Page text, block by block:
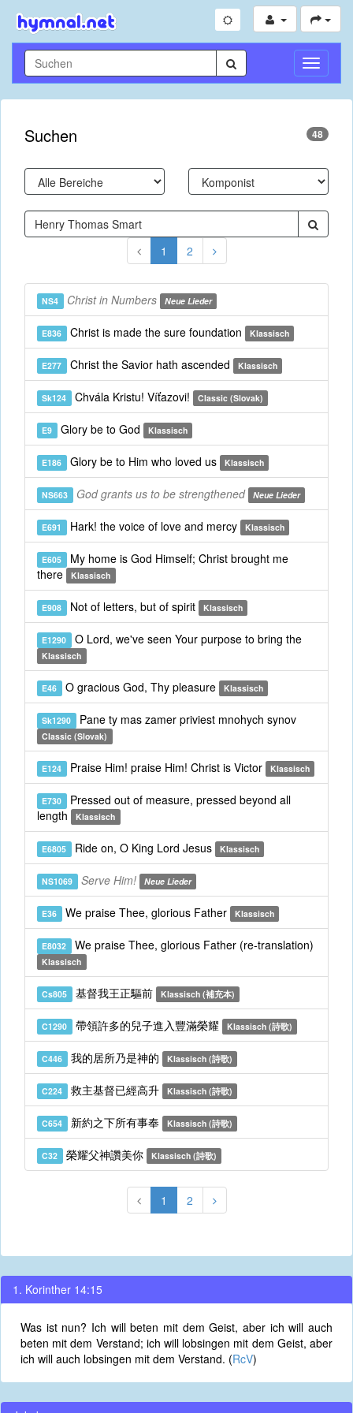
Suchen 48
1 2
NS4 Christ in Numbers Neue Lieder
E836 Christ is made the sure foundation Klassisch
E277 Christ the Savior hath ascended Klassisch
Sk124 Chvála Kristu! Víťazovi! Classic (Slovak)
E9 Glory be to God Klassisch
E186 Glory be to Him who loved us Klassisch
NS663 God grants us to be strengthened Neue Lieder
E691 Hark! the voice of love and mercy Klassisch
E605 My home is God Himself; Christ brought me
there
Klassisch
E908 Not of letters, but of spirit Klassisch
E1290 O Lord, we've seen Your purpose to bring the
Klassisch
E46 O gracious God, Thy pleasure Klassisch
Sk1290 Pane ty mas zamer priviest mnohych synov
Classic (Slovak)
E124 Praise Him! praise Him! Christ is Victor Klassisch
E730 Pressed out of measure, pressed beyond all
length
Klassisch
E6805 Ride on, O King Lord Jesus Klassisch
NS1069 Serve Him! Neue Lieder
E36 We praise Thee, glorious Father Klassisch
E8032 We praise Thee, glorious Father (re-translation)
Klassisch
Cs805 基督我王正驅前 Klassisch (補充本)
C1290 帶領許多的兒子進入豐滿榮耀 Klassisch (詩歌)
C446 我的居所乃是神的 Klassisch (詩歌)
C224 救主基督已經高升 Klassisch (詩歌)
C654 新約之下所有事奉 Klassisch (詩歌)
C32 榮耀父神讚美你 Klassisch (詩歌)
1 2
1. Korinther 14:15
Was ist nun? Ich will beten mit dem Geist, aber ich will auch
beten mit dem Verstand; ich will lobsingen mit dem Geist, aber
ich will auch lobsingen mit dem Verstand. (RcV)